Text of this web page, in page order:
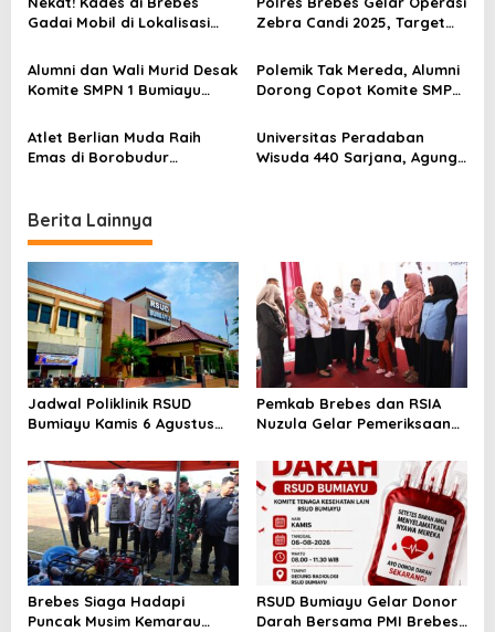
a
t
i
n
Karhutla
Gadai Mobil di Lokalisasi
Zebra Candi 2025, Target
Pelanggaran Lalu Lintas
Alumni dan Wali Murid Desak
Komite SMPN 1 Bumiayu
Tangan
Polemik Tak Mereda, Alumni
Dorong Copot Komite SMPN
Protes
Atlet Berlian Muda Raih
Emas di Borobudur
Tegal!
Universitas Peradaban
Wisuda 440 Sarjana, Agung
Berita Lainnya
Jadwal Poliklinik RSUD
Bumiayu Kamis 6 Agustus
Dokter Sebelum Berkunjung
Pemkab Brebes dan RSIA
Nuzula Gelar Pemeriksaan
Perkuat Kesehatan Ibu dan
Bayi
Brebes Siaga Hadapi
Puncak Musim Kemarau
RSUD Bumiayu Gelar Donor
Darah Bersama PMI Brebes